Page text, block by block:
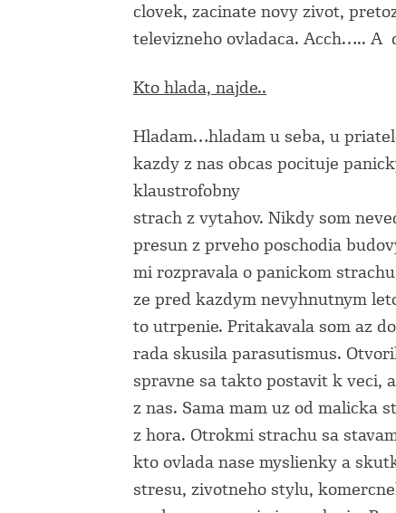
clovek, zacinate novy zivot,
televizneho ovladaca. Acch….. A
Kto hlada, najde..
Hladam…hladam u seba, u
kazdy z nas obcas pocituje
klaustrofobny
strach z vytahov. Nikdy som
presun z prveho poschodia
mi rozpravala o panickom
ze pred kazdym nevyhnutnym
to utrpenie. Pritakavala som az
rada skusila parasutismus.
spravne sa takto postavit k veci,
z nas. Sama mam uz od malicka
z hora. Otrokmi strachu sa
kto ovlada nase myslienky a
stresu, zivotneho stylu,